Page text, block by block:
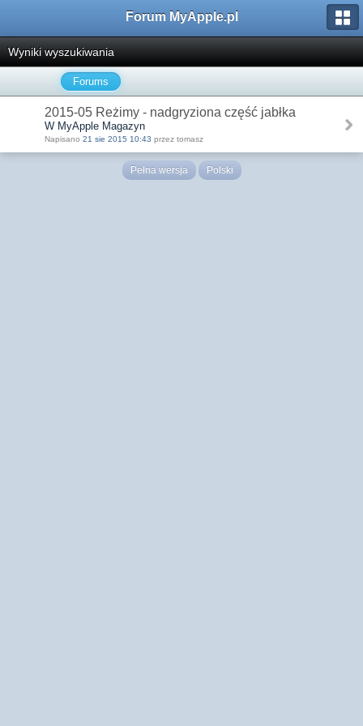
Forum MyApple.pl
Wyniki wyszukiwania
Forums
2015-05 Reżimy - nadgryziona część jabłka
W MyApple Magazyn
Napisano 21 sie 2015 10:43 przez tomasz
Pełna wersja Polski